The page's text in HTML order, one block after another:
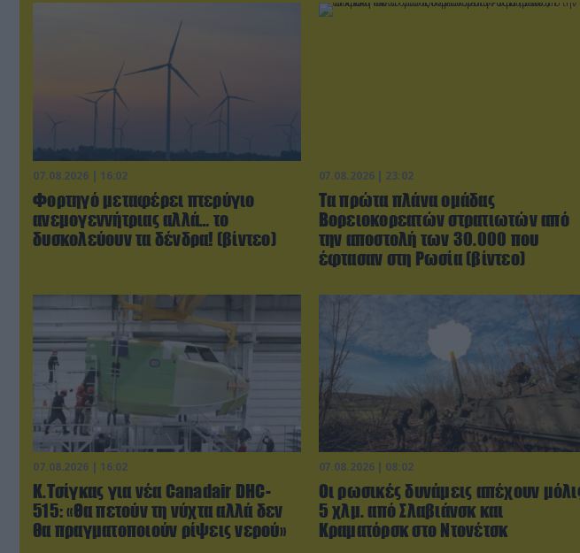
07.08.2026 | 16:02
Φορτηγό μεταφέρει πτερύγιο
ανεμογεννήτριας αλλά… το
δυσκολεύουν τα δένδρα! (βίντεο)
07.08.2026 | 23:02
Τα πρώτα πλάνα ομάδας
Βορειοκορεατών στρατιωτών από
την αποστολή των 30.000 που
έφτασαν στη Ρωσία (βίντεο)
07.08.2026 | 16:02
Κ.Τσίγκας για νέα Canadair DHC-
515: «Θα πετούν τη νύχτα αλλά δεν
θα πραγματοποιούν ρίψεις νερού»
07.08.2026 | 08:02
Οι ρωσικές δυνάμεις απέχουν
5 χλμ. από Σλαβιάνσκ και
Κραματόρσκ στο Ντονέτσκ